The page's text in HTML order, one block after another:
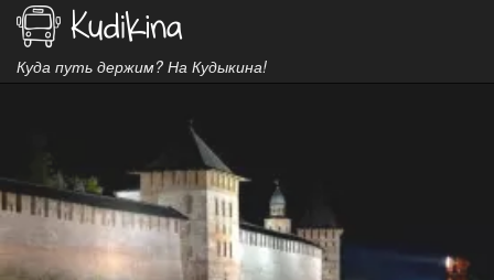
Куда путь держим? На Кудыкина!